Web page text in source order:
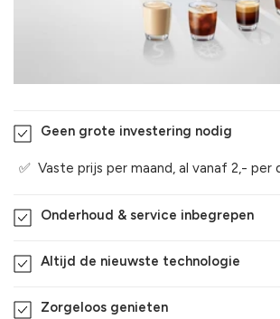
Geen grote investering nodig
✅ Vaste prijs per maand, al vanaf 2,- per
Onderhoud & service inbegrepen
Altijd de nieuwste technologie
Zorgeloos genieten